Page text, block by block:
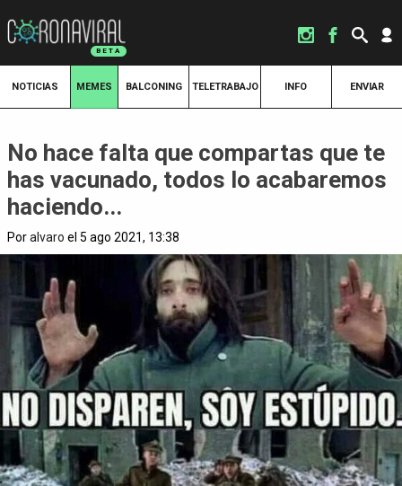
NOTICIAS MEMES BALCONING TELETRABAJO INFO ENVIAR
No hace falta que compartas que te
has vacunado, todos lo acabaremos
haciendo...
Poralvaro el 5 ago 2021, 13:38